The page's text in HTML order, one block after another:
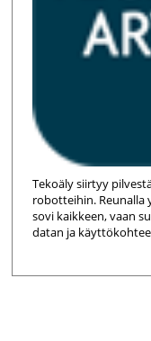
Tekoäly siirtyy
robotteihin. Reunalla
sovi kaikkeen, vaan
datan ja